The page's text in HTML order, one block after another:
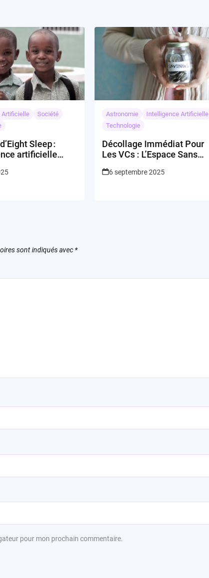
Artificielle
Société
Sleep :
artificielle
Astronomie
Intelligence Artificielle
Technologie
Décollage Immédiat Pour
Les VCs : L’Espace Sans
6 septembre 2025
sont indiqués avec *
pour mon prochain commentaire.